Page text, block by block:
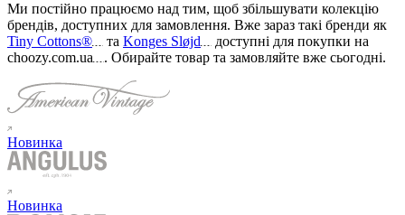
Ми постійно працюємо над тим, щоб збільшувати колекцію
брендів, доступних для замовлення. Вже зараз такі бренди як
Tiny Cottons®
та Konges Sløjd
доступні для покупки на
choozy.com.ua
. Обирайте товар та замовляйте вже сьогодні.
Новинка
Новинка